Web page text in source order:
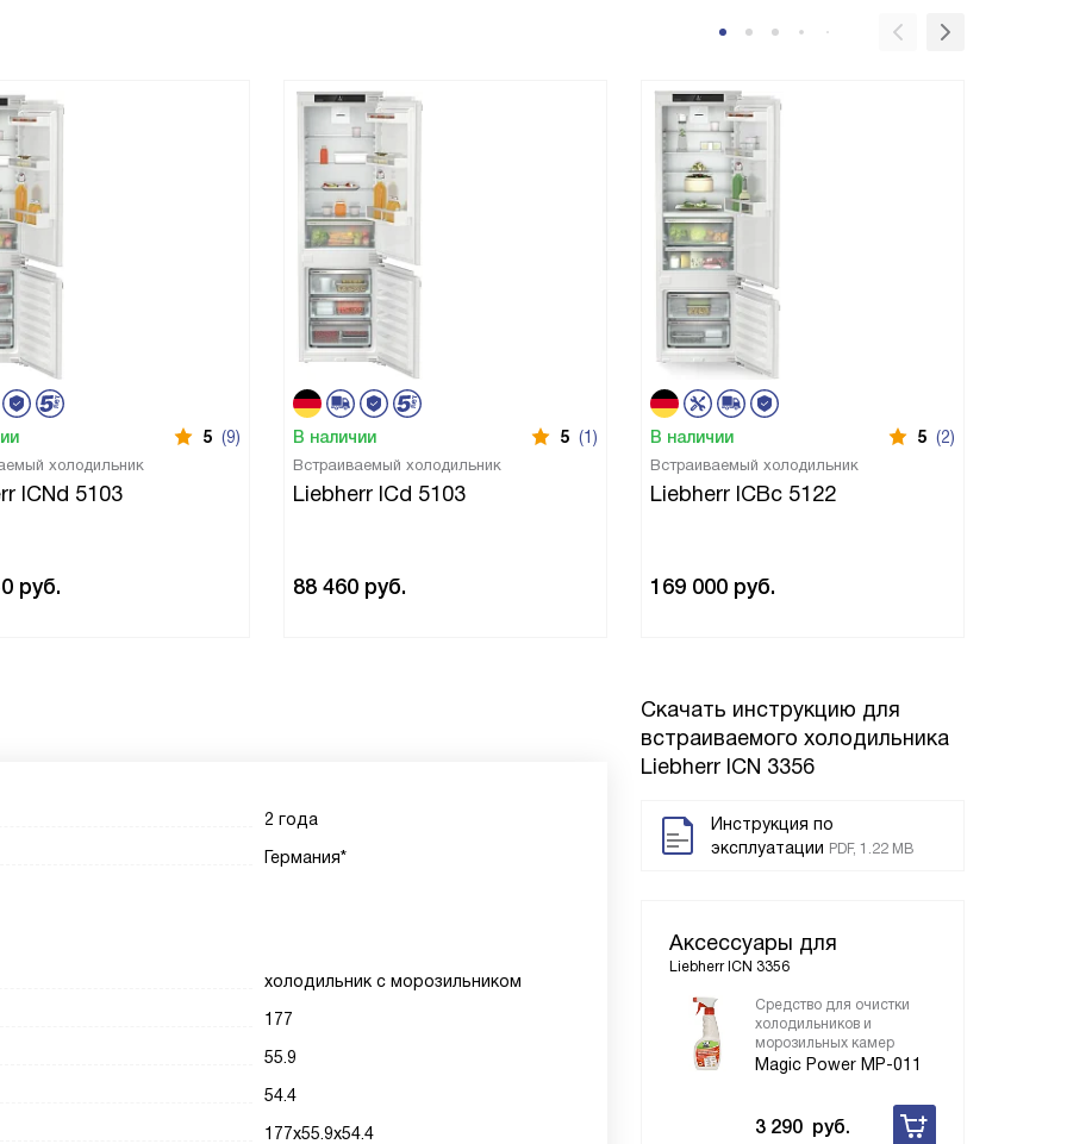
5 (9)
холодильник
ICNd 5103
руб.
В наличии 5 (1)
Встраиваемый холодильник
Liebherr ICd 5103
88 460 руб.
В наличии 5 (2)
Встраиваемый холодильник
Liebherr ICBc 5122
169 000 руб.
Скачать инструкцию для
встраиваемого холодильника
Liebherr ICN 3356
Инструкция по
эксплуатации PDF, 1.22 MB
Аксессуары для
Liebherr ICN 3356
Средство для очистки
холодильников и
морозильных камер
Magic Power MP-011
3 290 руб.
2 года
Германия*
холодильник с морозильником
177
55.9
54.4
177x55.9x54.4